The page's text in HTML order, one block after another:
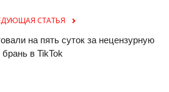
СТАТЬЯ
на пять суток за нецензурную
брань в TikTok